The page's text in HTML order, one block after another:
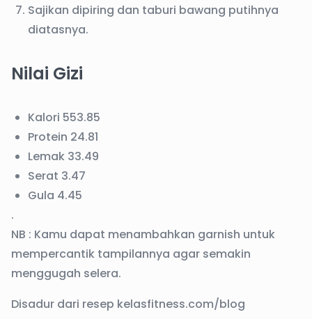
Sajikan dipiring dan taburi bawang putihnya
diatasnya.
Nilai Gizi
Kalori 553.85
Protein 24.81
Lemak 33.49
Serat 3.47
Gula 4.45
.
NB : Kamu dapat menambahkan garnish untuk
mempercantik tampilannya agar semakin
menggugah selera.
Disadur dari resep kelasfitness.com/blog